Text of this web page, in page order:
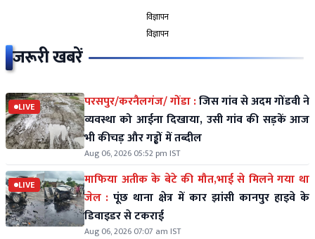
विज्ञापन
विज्ञापन
जरूरी खबरें
LIVE परसपुर/करनैलगंज/ गोंडा :जिस गांव से अदम गोंडवी ने
व्यवस्था को आईना दिखाया, उसी गांव की सड़कें आज
भी कीचड़ और गड्ढों में तब्दील
Aug 06, 2026 05:52 pm IST
LIVE
माफिया अतीक के बेटे की मौत,भाई से मिलने गया था
जेल : पूंछ थाना क्षेत्र में कार झांसी कानपुर हाइवे के
डिवाइडर से टकराई
Aug 06, 2026 07:07 am IST